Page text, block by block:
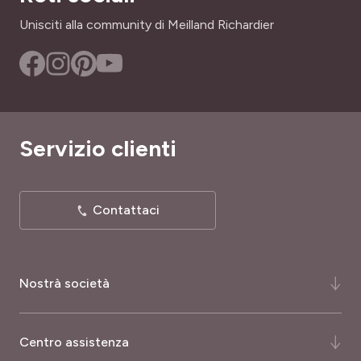
PÉRIODE DE SEMIS
Gennaio a aprile
Unisciti alla community di Meilland Richardier
Nostrà società
Centro assistenza
Servizio clienti
Contattaci